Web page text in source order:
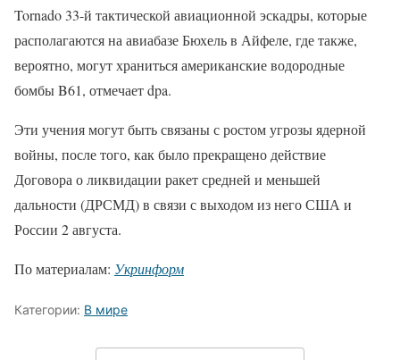
Tornado 33-й тактической авиационной эскадры, которые
располагаются на авиабазе Бюхель в Айфеле, где также,
вероятно, могут храниться американские водородные
бомбы B61, отмечает dpa.
Эти учения могут быть связаны с ростом угрозы ядерной
войны, после того, как было прекращено действие
Договора о ликвидации ракет средней и меньшей
дальности (ДРСМД) в связи с выходом из него США и
России 2 августа.
По материалам: Укринформ
Категории: В мире